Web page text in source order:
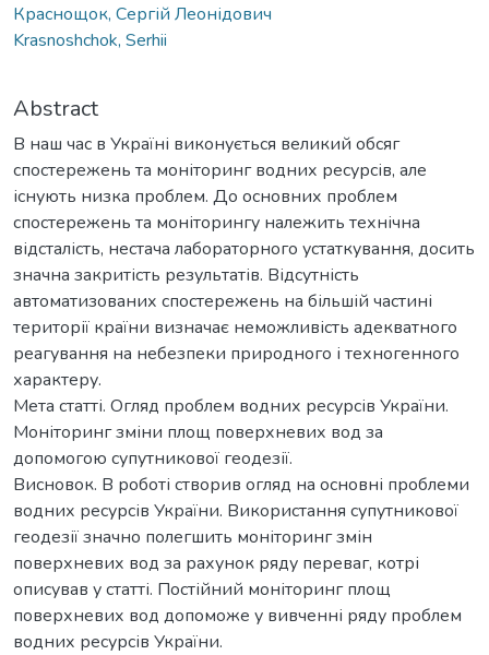
Краснощок, Сергій Леонідович
Krasnoshchok, Serhii
Abstract
В наш час в Україні виконується великий обсяг
спостережень та моніторинг водних ресурсів, але
існують низка проблем. До основних проблем
спостережень та моніторингу належить технічна
відсталість, нестача лабораторного устаткування, досить
значна закритість результатів. Відсутність
автоматизованих спостережень на більшій частині
території країни визначає неможливість адекватного
реагування на небезпеки природного і техногенного
характеру.
Мета статті. Огляд проблем водних ресурсів України.
Моніторинг зміни площ поверхневих вод за
допомогою супутникової геодезії.
Висновок. В роботі створив огляд на основні проблеми
водних ресурсів України. Використання супутникової
геодезії значно полегшить моніторинг змін
поверхневих вод за рахунок ряду переваг, котрі
описував у статті. Постійний моніторинг площ
поверхневих вод допоможе у вивченні ряду проблем
водних ресурсів України.